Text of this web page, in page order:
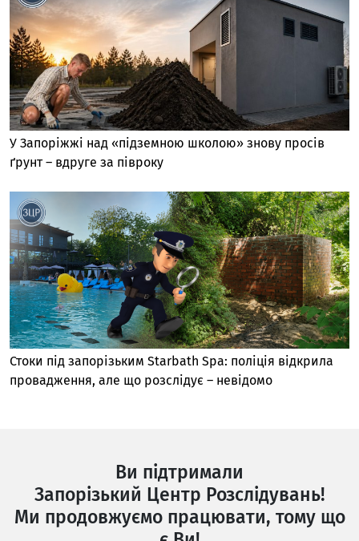
У Запоріжжі над «підземною школою» знову просів
ґрунт – вдруге за півроку
Стоки під запорізьким Starbath Spa: поліція відкрила
провадження, але що розслідує – невідомо
Ви підтримали
Запорізький Центр Розслідувань!
Ми продовжуємо працювати, тому що